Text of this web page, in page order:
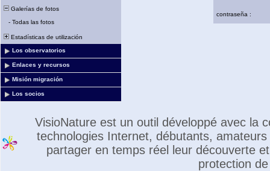
Galerías de fotos
- Todas las fotos
Estadísticas de utilización
Los observatorios
Enlaces y recursos
Misión migración
Los socios
contraseña :
VisioNature est un outil développé avec la
technologies Internet, débutants,
partager en temps réel leur découverte
protection